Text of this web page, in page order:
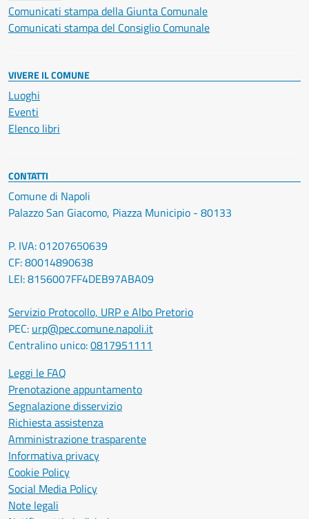
Comunicati stampa della Giunta Comunale
Comunicati stampa del Consiglio Comunale
VIVERE IL COMUNE
Luoghi
Eventi
Elenco libri
CONTATTI
Comune di Napoli
Palazzo San Giacomo, Piazza Municipio - 80133
P. IVA: 01207650639
CF: 80014890638
LEI: 8156007FF4DEB97ABA09
Servizio Protocollo, URP e Albo Pretorio
PEC: urp@pec.comune.napoli.it
Centralino unico:0817951111
Leggi le FAQ
Prenotazione appuntamento
Segnalazione disservizio
Richiesta assistenza
Amministrazione trasparente
Informativa privacy
Cookie Policy
Social Media Policy
Note legali